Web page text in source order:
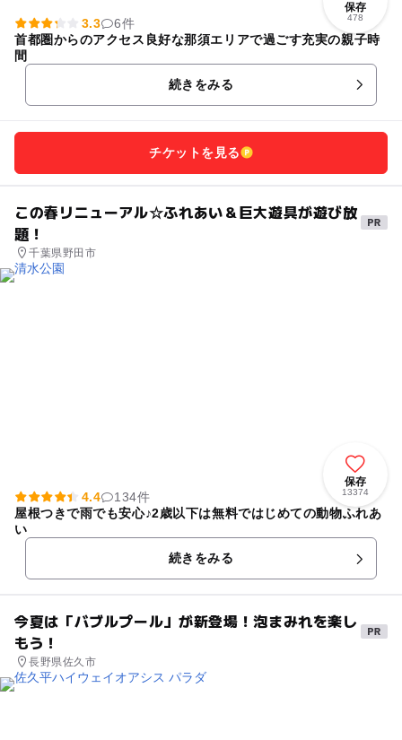
保存
478
3.3
6件
首都圏からのアクセス良好な那須エリアで過ごす充実の親子時
間
続きをみる
チケットを見る
この春リニューアル☆ふれあい＆巨大遊具が遊び放
題！
千葉県野田市
保存
13374
4.4
134件
屋根つきで雨でも安心♪2歳以下は無料ではじめての動物ふれあ
い
続きをみる
今夏は「バブルプール」が新登場！泡まみれを楽し
もう！
長野県佐久市